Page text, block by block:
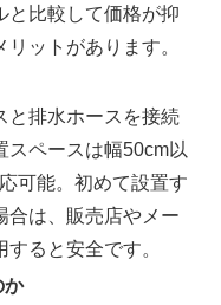
と比較して価格が抑
ットがあります。
排水ホースを接続
スペースは幅50cm以
可能。初めて設置す
合は、販売店やメー
ると安全です。
か